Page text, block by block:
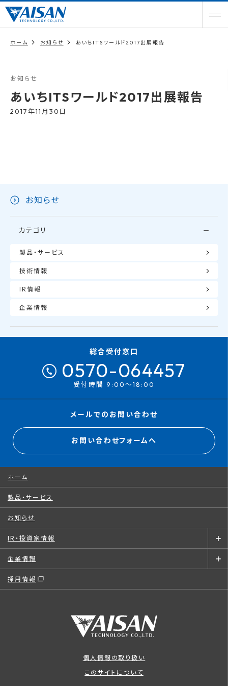
ホーム お知らせ あいちITSワールド2017出展報告
お知らせ
あいちITSワールド2017出展報告
2017年11月30日
お知らせ
カテゴリ
製品・サービス
技術情報
IR情報
企業情報
総合受付窓口
0570-064457
受付時間 9:00～18:00
メールでのお問い合わせ
お問い合わせフォームへ
ホーム
製品・サービス
お知らせ
IR・投資家情報
企業情報
採用情報
個人情報の取り扱い
このサイトについて